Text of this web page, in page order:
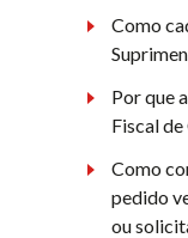
Como
Por que
Fiscal
Como
pedido
ou